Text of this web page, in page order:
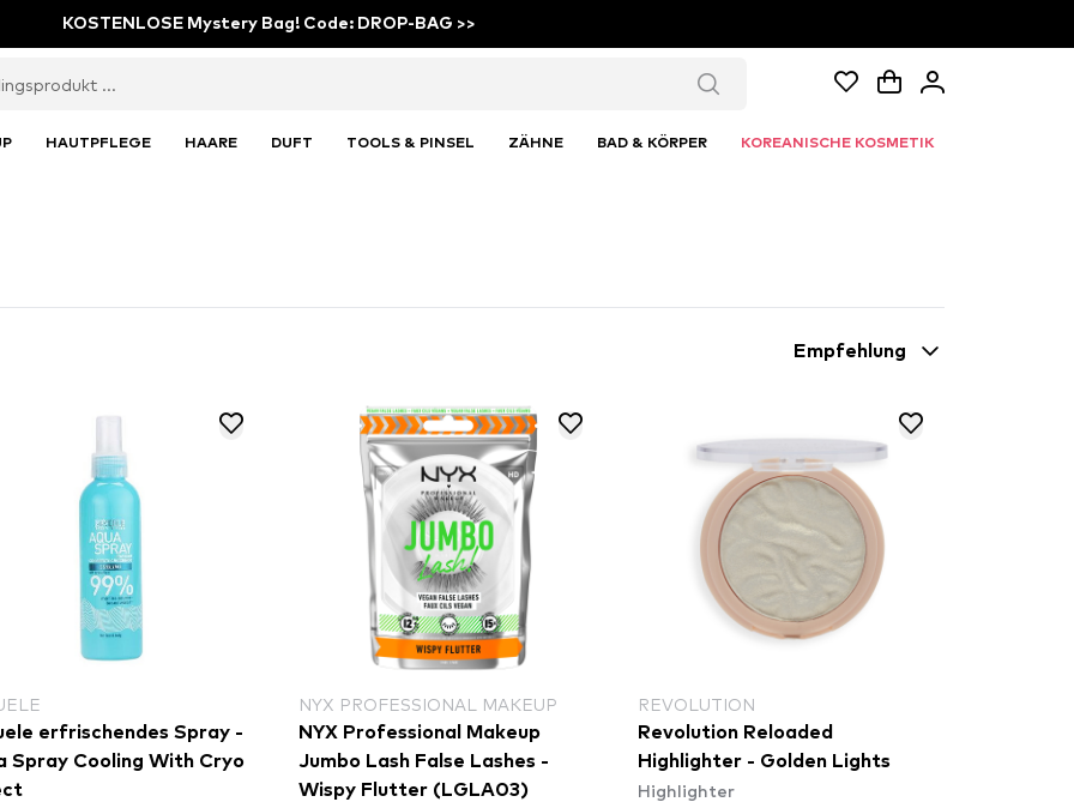
KOSTENLOSE Mystery Bag! Code: DROP-BAG >>
HAUTPFLEGE HAARE DUFT TOOLS & PINSEL ZÄHNE BAD & KÖRPER KOREANISCHE KOSMETIK
Empfehlung
erfrischendes Spray -
Spray Cooling With Cryo
NYX PROFESSIONAL MAKEUP
NYX Professional Makeup
Jumbo Lash False Lashes -
Wispy Flutter (LGLA03)
REVOLUTION
Revolution Reloaded
Highlighter - Golden Lights
Highlighter